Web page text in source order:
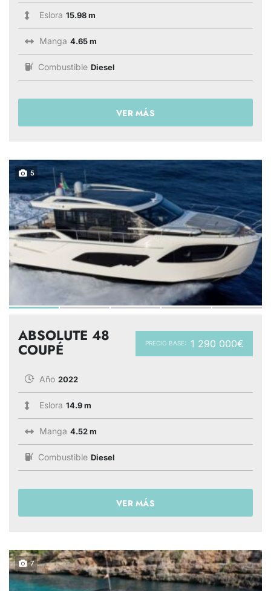
Eslora 15.98 m
Manga 4.65 m
Combustible Diesel
VER MÁS
5
PRECIO BASE: 1 290 000€
ABSOLUTE 48
COUPÉ
Año 2022
Eslora 14.9 m
Manga 4.52 m
Combustible Diesel
VER MÁS
7